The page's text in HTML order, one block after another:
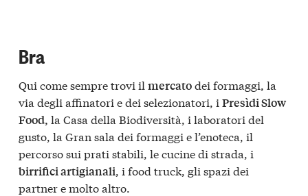
Bra
Qui come sempre trovi il mercatodei formaggi, la
via degli affinatori e dei selezionatori, i Presìdi Slow
Food, la Casa della Biodiversità, i laboratori del
gusto, la Gran sala dei formaggi e l’enoteca, il
percorso sui prati stabili, le cucine di strada, i
birrifici artigianali , i food truck, gli spazi dei
partner e molto altro.